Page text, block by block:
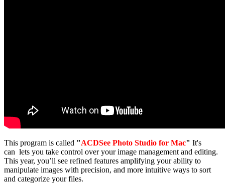
This program is called "ACDSee Photo Studio for Mac" It's
can lets you take control over your image management and editing.
This year, you’ll see refined features amplifying your ability to
manipulate images with precision, and more intuitive ways to sort
and categorize your files.